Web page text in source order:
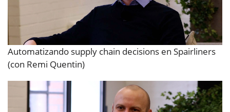
Automatizando supply chain decisions en Spairliners
(con Remi Quentin)